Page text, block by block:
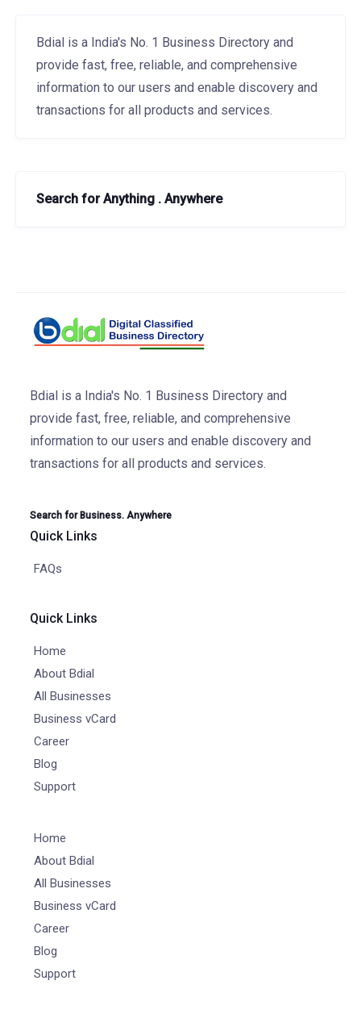
Bdial is a India's No. 1 Business Directory and
provide fast, free, reliable, and comprehensive
information to our users and enable discovery and
transactions for all products and services.
Search for Anything . Anywhere
Bdial is a India's No. 1 Business Directory and
provide fast, free, reliable, and comprehensive
information to our users and enable discovery and
transactions for all products and services.
Search for Business. Anywhere
Quick Links
FAQs
Quick Links
Home
About Bdial
All Businesses
Business vCard
Career
Blog
Support
Home
About Bdial
All Businesses
Business vCard
Career
Blog
Support